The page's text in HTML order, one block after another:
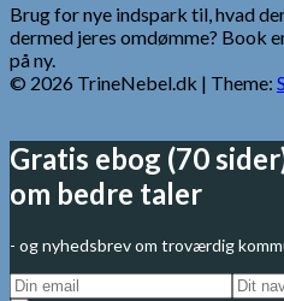
Brug for nye indspark til, hvad
dermed jeres omdømme? Book
på ny.
© 2026 TrineNebel.dk | Theme:
Gratis ebog (70
om bedre taler
- og nyhedsbrev om troværdig